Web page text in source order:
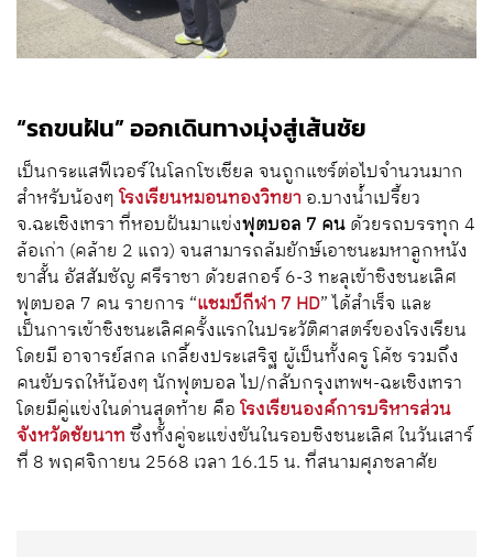
“รถขนฝัน” ออกเดินทางมุ่งสู่เส้นชัย
เป็นกระแสฟีเวอร์ในโลกโซเชียล จนถูกแชร์ต่อไปจำนวนมาก
สำหรับน้องๆโรงเรียนหมอนทองวิทยา อ.บางน้ำเปรี้ยว
จ.ฉะเชิงเทรา ที่หอบฝันมาแข่งฟุตบอล 7 คนด้วยรถบรรทุก 4
ล้อเก่า (คล้าย 2 แถว) จนสามารถล้มยักษ์เอาชนะมหาลูกหนัง
ขาสั้น อัสสัมชัญ ศรีราชา ด้วยสกอร์ 6-3 ทะลุเข้าชิงชนะเลิศ
ฟุตบอล 7 คน รายการ “แชมป์กีฬา 7 HD” ได้สำเร็จ และ
เป็นการเข้าชิงชนะเลิศครั้งแรกในประวัติศาสตร์ของโรงเรียน
โดยมี อาจารย์สกล เกลี้ยงประเสริฐ ผู้เป็นทั้งครู โค้ช รวมถึง
คนขับรถให้น้องๆ นักฟุตบอล ไป/กลับกรุงเทพฯ-ฉะเชิงเทรา
โดยมีคู่แข่งในด่านสุดท้าย คือโรงเรียนองค์การบริหารส่วน
จังหวัดชัยนาทซึ่งทั้งคู่จะแข่งขันในรอบชิงชนะเลิศ ในวันเสาร์
ที่ 8 พฤศจิกายน 2568 เวลา 16.15 น. ที่สนามศุภชลาศัย